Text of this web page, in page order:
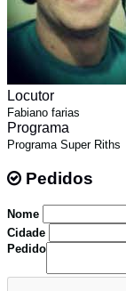
Locutor
Fabiano farias
Programa
Programa Super Riths
Pedidos
Nome
Cidade
Pedido